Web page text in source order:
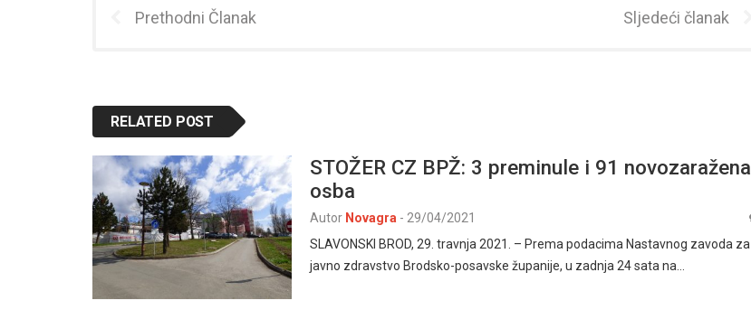
Prethodni Članak Sljedeći članak
RELATED POST
STOŽER CZ BPŽ: 3 preminule i 91 novozaražena
osba
Autor Novagra - 29/04/2021
SLAVONSKI BROD, 29. travnja 2021. – Prema podacima Nastavnog zavoda za
javno zdravstvo Brodsko-posavske županije, u zadnja 24 sata na…